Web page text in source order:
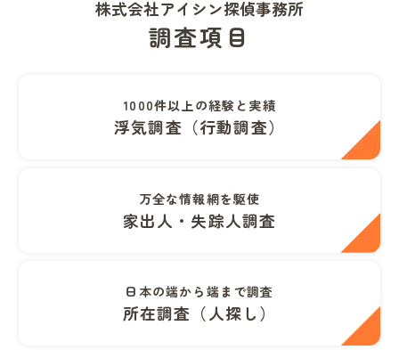
株式会社アイシン探偵事務所
調査項目
1000件以上の経験と実績
浮気調査（行動調査）
万全な情報網を駆使
家出人・失踪人調査
日本の端から端まで調査
所在調査（人探し）